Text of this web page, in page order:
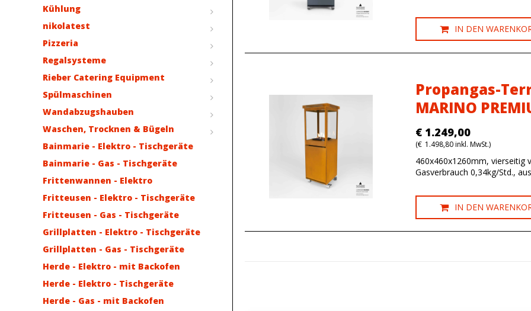
IN DEN
Propangas-
MARINO
€ 1.249,00
(€ 1.498,80inkl. MwSt.)
460x460x1260mm, vierseitig
Gasverbrauch 0,34kg/Std.,
IN DEN
Kühlung
nikolatest
Pizzeria
Regalsysteme
Rieber Catering Equipment
Spülmaschinen
Wandabzugshauben
Waschen, Trocknen & Bügeln
Bainmarie - Elektro - Tischgeräte
Bainmarie - Gas - Tischgeräte
Frittenwannen - Elektro
Fritteusen - Elektro - Tischgeräte
Fritteusen - Gas - Tischgeräte
Grillplatten - Elektro - Tischgeräte
Grillplatten - Gas - Tischgeräte
Herde - Elektro - mit Backofen
Herde - Elektro - Tischgeräte
Herde - Gas - mit Backofen